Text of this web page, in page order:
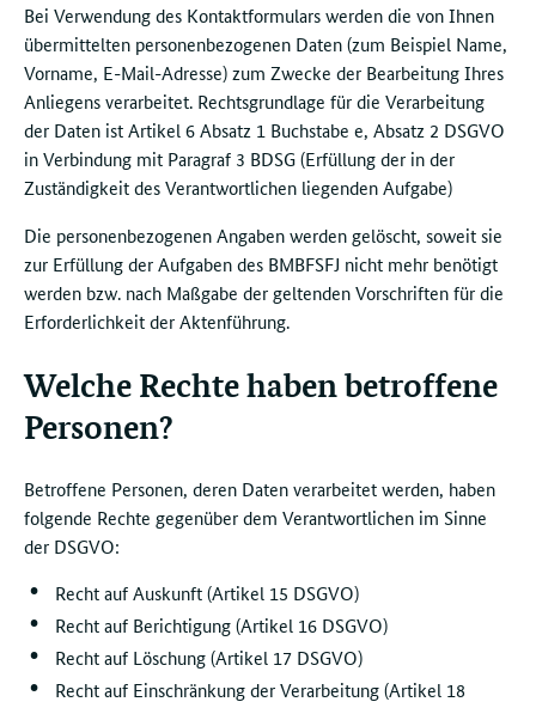
Bei Verwendung des Kontaktformulars werden die von Ihnen
übermittelten personenbezogenen Daten (zum Beispiel Name,
Vorname, E-Mail-Adresse) zum Zwecke der Bearbeitung Ihres
Anliegens verarbeitet. Rechtsgrundlage für die Verarbeitung
der Daten ist Artikel 6 Absatz 1 Buchstabe e, Absatz 2 DSGVO
in Verbindung mit Paragraf 3 BDSG (Erfüllung der in der
Zuständigkeit des Verantwortlichen liegenden Aufgabe)
Die personenbezogenen Angaben werden gelöscht, soweit sie
zur Erfüllung der Aufgaben des BMBFSFJ nicht mehr benötigt
werden bzw. nach Maßgabe der geltenden Vorschriften für die
Erforderlichkeit der Aktenführung.
Welche Rechte haben betroffene
Personen?
Betroffene Personen, deren Daten verarbeitet werden, haben
folgende Rechte gegenüber dem Verantwortlichen im Sinne
der DSGVO:
Recht auf Auskunft (Artikel 15 DSGVO)
Recht auf Berichtigung (Artikel 16 DSGVO)
Recht auf Löschung (Artikel 17 DSGVO)
Recht auf Einschränkung der Verarbeitung (Artikel 18